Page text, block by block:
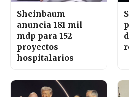
Sheinbaum
anuncia 181 mil
mdp para 152
proyectos
hospitalarios